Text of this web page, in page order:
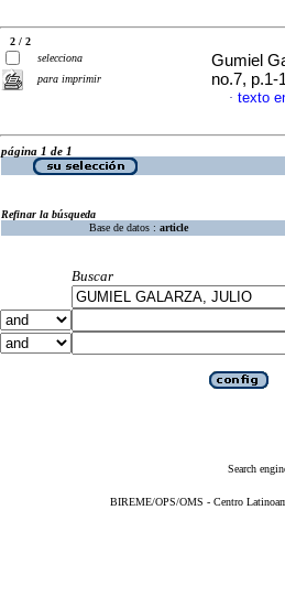
2 / 2
selecciona
para imprimir
Gumiel
no.7, p.1-
· texto
página 1 de 1
Refinar la búsqueda
Base de datos : article
Buscar
Search
BIREME/OPS/OMS - Centro